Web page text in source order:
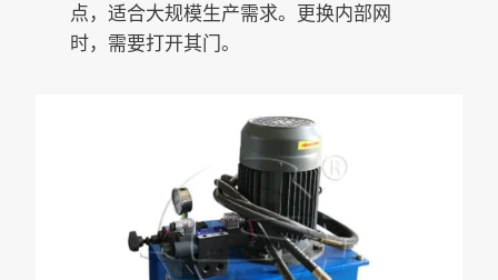
点，适合大规模生产需求。更换内部网
时，需要打开其门。